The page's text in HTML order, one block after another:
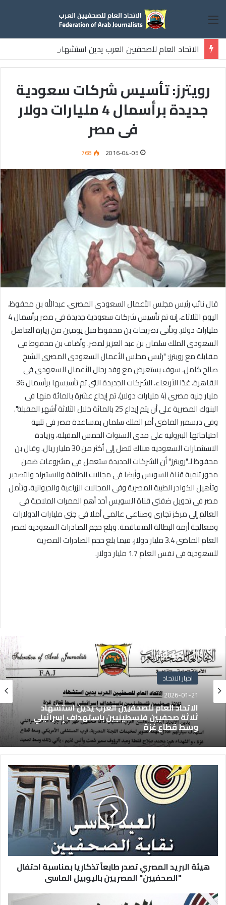
القائمة
الاتحاد العام للصحفيين العرب يدين استشهاد
ثلاثة صحفيين فلسطينيين باستهداف إسرائيلي وسط قطاع غزة
رويترز: تأسيس شركات سعودية
جديدة برأسمال 4 مليارات دولار
فى مصر
2016-04-05
768
قال نائب رئيس مجلس الأعمال السعودى المصرى، عبدالله بن محفوظ،
اليوم الثلاثاء، إنه تم تأسيس شركات سعودية جديدة فى مصر برأسمال 4
مليارات دولار. وتأتى تصريحات بن محفوظ قبل يومين من زيارة العاهل
السعودى الملك سلمان بن عبد العزيز لمصر. وأضاف بن محفوظ فى
مقابلة مع رويترز: "رئيس مجلس الأعمال السعودى المصرى الشيخ
صالح كامل، سوف يستعرض مع وفد رجال الأعمال السعودى فى
القاهرة، غدًا الأربعاء، الشركات الجديدة التى تم تأسيسها برأسمال 36
مليار جنيه مصرى (4 مليارات دولار)، تم إيداع عشرة بالمائة منها فى
البنوك المصرية على أن يتم إيداع 25 بالمائة خلال الثلاثة أشهر المقبلة".
وفى ديسمبر الماضى أمر الملك سلمان بمساعدة مصر فى تلبية
احتياجاتها البترولية على مدى السنوات الخمس المقبلة، وزيادة
الاستثمارات السعودية هناك لتصل إلى أكثر من 30 مليار ريال. وقال بن
محفوظ لـ"رويترز" أن الشركات الجديدة ستعمل فى مشروعات ضمن
محور تنمية قناة السويس وأيضا فى مجالات الطاقة والاستيراد والتصدير
وتأهيل الكوادر الطبية المصرية وفى المجالات الزراعية والحيوانية. وتأمل
مصر فى تحويل ضفتى قناة السويس أحد أهم الممرات الملاحية فى
العالم إلى مركز تجارى وصناعى عالمى أملا فى جنى مليارات الدولارات
ومعالجة أزمة البطالة المتفاقمة. وبلغ حجم الصادرات السعودية لمصر
العام الماضى 3.4 مليار دولار، فيما بلغ حجم الصادرات المصرية
للسعودية فى نفس العام 1.7 مليار دولار.
اخبار الاتحاد
2026-01-21
الاتحاد العام للصحفيين العرب يدين استشهاد
ثلاثة صحفيين فلسطينيين باستهداف إسرائيلي
وسط قطاع غزة
هيئة البريد المصري تصدر طابعاً تذكاريا بمناسبة احتفال
"الصحفيين" المصريين باليوبيل الماسى